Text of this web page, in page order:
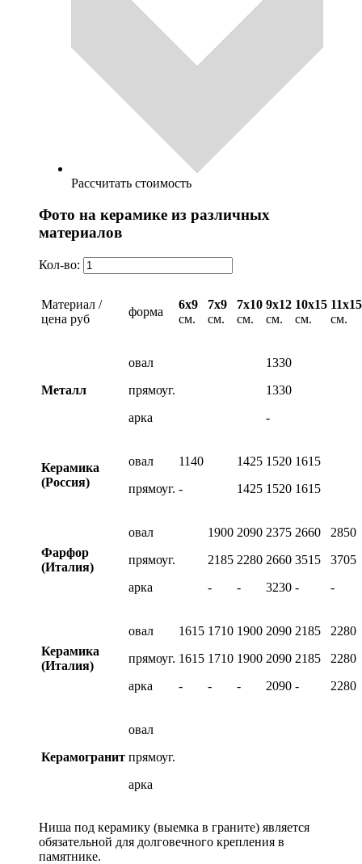
Рассчитать стоимость
Фото на керамике из различных
материалов
Кол-во:
Материал /
цена руб
форма
6х9
см.
7х9
см.
7х10
см.
9х12
см.
10х15
см.
11х15
см.
Металл
овал
прямоуг.
арка
1330
1330
-
Керамика
(Россия)
овал
прямоуг.
1140
-
1425
1425
1520
1520
1615
1615
Фарфор
(Италия)
овал
прямоуг.
арка
1900
2185
-
2090
2280
-
2375
2660
3230
2660
3515
-
2850
3705
-
Керамика
(Италия)
овал
прямоуг.
арка
1615
1615
-
1710
1710
-
1900
1900
-
2090
2090
2090
2185
2185
-
2280
2280
2280
Керамогранит
овал
прямоуг.
арка
Ниша под керамику (выемка в граните) является
обязательной для долговечного крепления в
памятнике.